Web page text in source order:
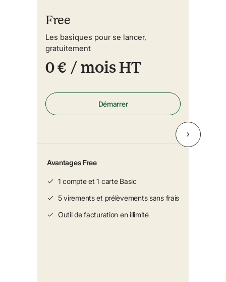
Free
Les basiques pour se lancer,
gratuitement
0 € / mois HT
Démarrer
Avantages Free
1 compte et 1 carte Basic
5 virements et prélèvements sans frais
Outil de facturation en illimité